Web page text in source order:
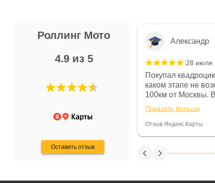
Роллинг Мото
4.9 из 5
Оставить отзыв
Не понравились условия
и дают только на год)
Александр
28 июля
Покупал
каком этапе не
100км от Москвы.
спидометре
постоянно были
Считаю, что это
Показать больше
Отзыв Яндекс.Карты